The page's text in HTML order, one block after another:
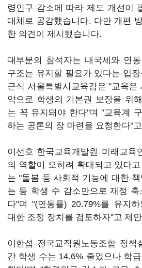
령인구 감소에 따라 제도 개선이
대체로 공감했습니다. 다만 개편
한 의견이 제시됐습니다.
대부분의 참석자는 내국세와 연
구조는 유지할 필요가 있다는 입
근식 서울특별시교육감은 "교육은
약으로 학생의 기본권 보장을 위
는 꼭 유지돼야 한다"며 "교육계
하는 공론의 장 마련을 요청한다"
이선호 한국교육개발원 미래교육
의 역할이 오히려 확대되고 있다
는 "돌봄 등 사회적 기능에 대한
는 등 학생 수 감소만으로 재정
다"며 "(연동률) 20.79%를 유지하
대한 조정 장치를 검토하자"고 제
이한섭 전국교직원노동조합 정책
간 학생 수는 14.6% 줄었으나 학